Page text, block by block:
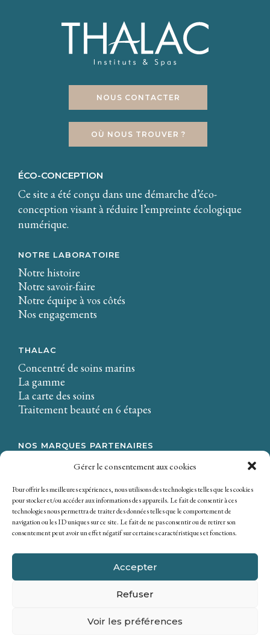
Gérer le consentement aux cookies
Pour offrir les meilleures expériences, nous utilisons des technologies telles que les cookies
pour stocker et/ou accéder aux informations des appareils. Le fait de consentir à ces
technologies nous permettra de traiter des données telles que le comportement de
navigation ou les ID uniques sur ce site. Le fait de ne pas consentir ou de retirer son
consentement peut avoir un effet négatif sur certaines caractéristiques et fonctions.
Accepter
Refuser
Voir les préférences
NOUS CONTACTER
OÙ NOUS TROUVER ?
ÉCO-CONCEPTION
Ce site a été conçu dans une démarche d’éco-
conception visant à réduire l’empreinte écologique
numérique.
NOTRE LABORATOIRE
Notre histoire
Notre savoir-faire
Notre équipe à vos côtés
Nos engagements
THALAC
Concentré de soins marins
La gamme
La carte des soins
Traitement beauté en 6 étapes
NOS MARQUES PARTENAIRES
Mondial Beauté
Copyright © 2026 SICOBEL. Tous droits réservés
Politique de confidentialité | Mentions Légales